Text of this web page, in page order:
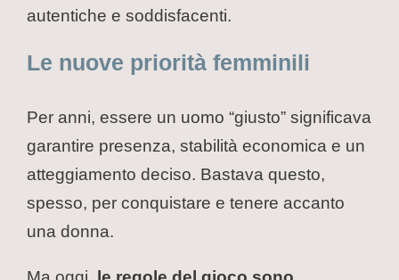
autentiche e soddisfacenti.
Le nuove priorità femminili
Per anni, essere un uomo “giusto” significava
garantire presenza, stabilità economica e un
atteggiamento deciso. Bastava questo,
spesso, per conquistare e tenere accanto
una donna.